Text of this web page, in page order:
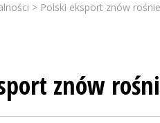
> Polski eksport znów
znów